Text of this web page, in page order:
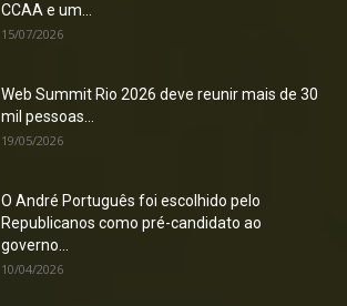
CCAA e um...
15/07/2026
Web Summit Rio 2026 deve reunir mais de 30
mil pessoas...
19/05/2026
O André Português foi escolhido pelo
Republicanos como pré-candidato ao
governo...
10/04/2026